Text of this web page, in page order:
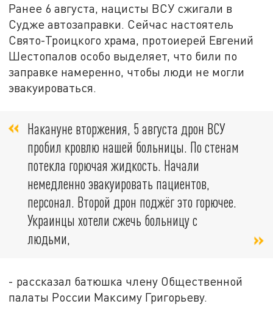
Ранее 6 августа, нацисты ВСУ сжигали в
Судже автозаправки. Сейчас настоятель
Свято-Троицкого храма, протоиерей Евгений
Шестопалов особо выделяет, что били по
заправке намеренно, чтобы люди не могли
эвакуироваться.
Накануне вторжения, 5 августа дрон ВСУ
пробил кровлю нашей больницы. По стенам
потекла горючая жидкость. Начали
немедленно эвакуировать пациентов,
персонал. Второй дрон поджёг это горючее.
Украинцы хотели сжечь больницу с
людьми,
- рассказал батюшка члену Общественной
палаты России Максиму Григорьеву.